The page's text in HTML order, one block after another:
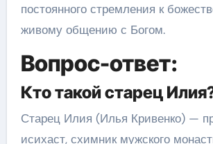
постоянного стремления к
живому общению с Богом.
Вопрос-ответ:
Кто такой старец
Старец Илия (Илья Кривенко) —
исихаст, схимник мужского